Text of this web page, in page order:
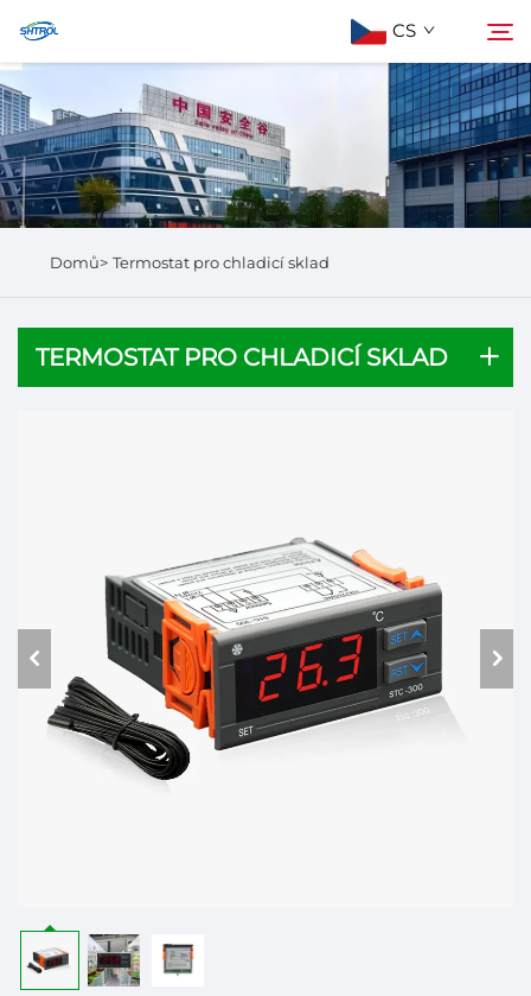
CS
Informace o nás
Produkty
Hledat
Domů> Termostat pro chladicí sklad
TERMOSTAT PRO CHLADICÍ SKLAD